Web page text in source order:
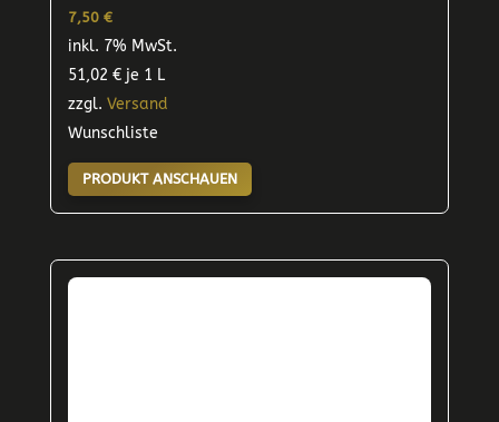
7,50 €
inkl. 7% MwSt.
51,02 €je 1 L
zzgl. Versand
Wunschliste
PRODUKT ANSCHAUEN